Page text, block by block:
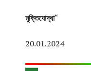
মুক্তিযোদ্ধা“
20.01.2024